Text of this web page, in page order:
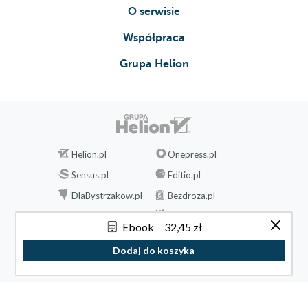
Ebook 32,45 zł
Dodaj do koszyka
O serwisie
Współpraca
Grupa Helion
Helion.pl
Onepress.pl
Sensus.pl
Editio.pl
DlaBystrzakow.pl
Bezdroza.pl
Videopoint.pl
Beya.pl
Biblio.Ebookpoint.pl